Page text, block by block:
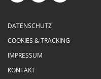
DATENSCHUTZ
COOKIES & TRACKING
IMPRESSUM
KONTAKT